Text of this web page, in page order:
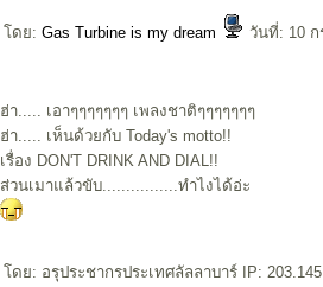
ดย: Gas Turbine is my dream วันที่: 10 ก
ฮ่า..... เอาๆๆๆๆๆๆๆ เพลงชาติๆๆๆๆๆๆๆ
ฮ่า..... เห็นด้วยกับ Today's motto!!
เรื่อง DON'T DRINK AND DIAL!!
ส่วนเมาแล้วขับ................ทำไงได้อ่ะ
ดย: อรุประชากรประเทศลัลลาบาร์ IP: